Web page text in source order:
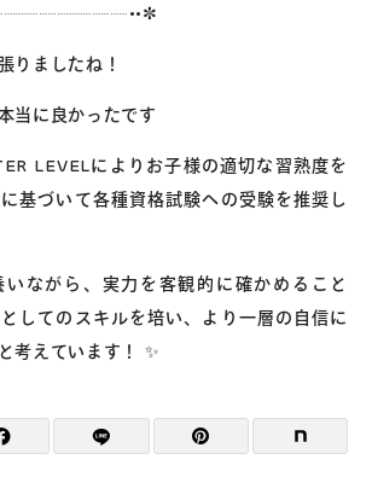
りましたね！
当に良かったです
LEVELによりお子様の適切な習熟度を
基づいて各種資格試験への受験を推奨し
ながら、実力を客観的に確かめること
してのスキルを培い、より一層の自信に
考えています！ ✨